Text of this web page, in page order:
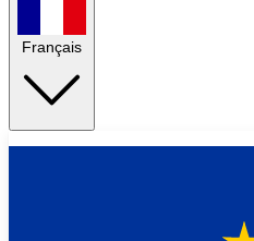
Français